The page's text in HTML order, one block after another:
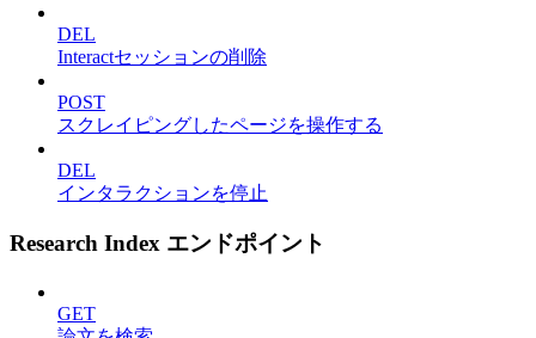
DEL
Interactセッションの削除
POST
スクレイピングしたページを操作する
DEL
インタラクションを停止
Research Index エンドポイント
GET